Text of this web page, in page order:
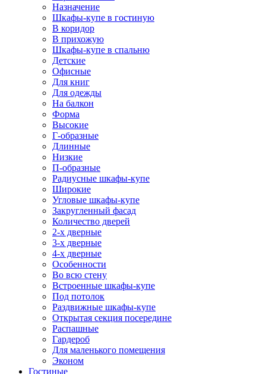
Назначение
Шкафы-купе в гостиную
В коридор
В прихожую
Шкафы-купе в спальню
Детские
Офисные
Для книг
Для одежды
На балкон
Форма
Высокие
Г-образные
Длинные
Низкие
П-образные
Радиусные шкафы-купе
Широкие
Угловые шкафы-купе
Закругленный фасад
Количество дверей
2-х дверные
3-х дверные
4-х дверные
Особенности
Во всю стену
Встроенные шкафы-купе
Под потолок
Раздвижные шкафы-купе
Открытая секция посередине
Распашные
Гардероб
Для маленького помещения
Эконом
Гостиные